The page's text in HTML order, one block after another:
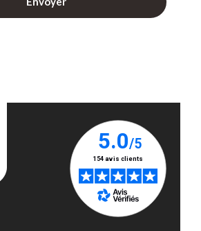
Bois
Carpentras
Abri
voiture
Bois
Echirolles
Fréjus
Abri
voiture
Bois
Grenoble